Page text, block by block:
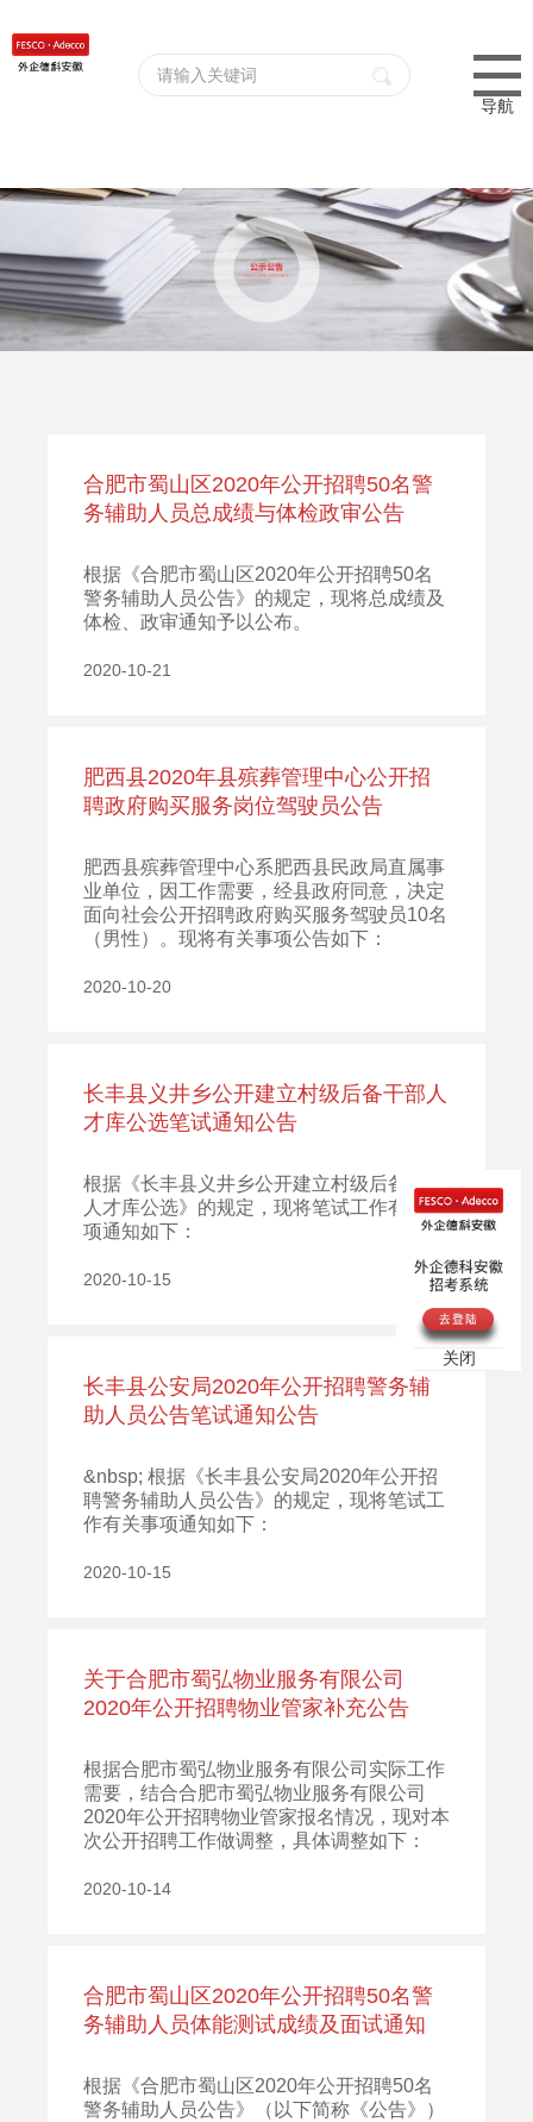
导航
合肥市蜀山区2020年公开招聘50名警
务辅助人员总成绩与体检政审公告
根据《合肥市蜀山区2020年公开招聘50名
警务辅助人员公告》的规定，现将总成绩及
体检、政审通知予以公布。
2020-10-21
肥西县2020年县殡葬管理中心公开招
聘政府购买服务岗位驾驶员公告
肥西县殡葬管理中心系肥西县民政局直属事
业单位，因工作需要，经县政府同意，决定
面向社会公开招聘政府购买服务驾驶员10名
（男性）。现将有关事项公告如下：
2020-10-20
长丰县义井乡公开建立村级后备干部人
才库公选笔试通知公告
根据《长丰县义井乡公开建立村级后备干部
人才库公选》的规定，现将笔试工作有关事
项通知如下：
2020-10-15
长丰县公安局2020年公开招聘警务辅
助人员公告笔试通知公告
&nbsp; 根据《长丰县公安局2020年公开招
聘警务辅助人员公告》的规定，现将笔试工
作有关事项通知如下：
2020-10-15
关于合肥市蜀弘物业服务有限公司
2020年公开招聘物业管家补充公告
根据合肥市蜀弘物业服务有限公司实际工作
需要，结合合肥市蜀弘物业服务有限公司
2020年公开招聘物业管家报名情况，现对本
次公开招聘工作做调整，具体调整如下：
2020-10-14
合肥市蜀山区2020年公开招聘50名警
务辅助人员体能测试成绩及面试通知
根据《合肥市蜀山区2020年公开招聘50名
警务辅助人员公告》（以下简称《公告》）
关闭